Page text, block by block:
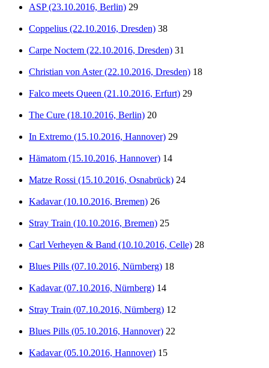
ASP (23.10.2016, Berlin) 29
Coppelius (22.10.2016, Dresden) 38
Carpe Noctem (22.10.2016, Dresden) 31
Christian von Aster (22.10.2016, Dresden) 18
Falco meets Queen (21.10.2016, Erfurt) 29
The Cure (18.10.2016, Berlin) 20
In Extremo (15.10.2016, Hannover) 29
Hämatom (15.10.2016, Hannover) 14
Matze Rossi (15.10.2016, Osnabrück) 24
Kadavar (10.10.2016, Bremen) 26
Stray Train (10.10.2016, Bremen) 25
Carl Verheyen & Band (10.10.2016, Celle) 28
Blues Pills (07.10.2016, Nürnberg) 18
Kadavar (07.10.2016, Nürnberg) 14
Stray Train (07.10.2016, Nürnberg) 12
Blues Pills (05.10.2016, Hannover) 22
Kadavar (05.10.2016, Hannover) 15